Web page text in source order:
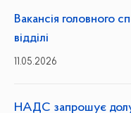
а
а
й
е
Вакансія головного
відділі
11.05.2026
НАДС запрошує